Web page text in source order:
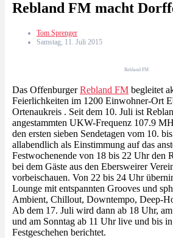
Rebland FM macht
Tom Sprenger
Samstag, 11. Juli 2015
Rebland FM
Das OffenburgerRebland FM begleitet
Feierlichkeiten im 1200 Einwohner-Ort
Ortenaukreis . Seit dem 10. Juli ist
angestammten UKW-Frequenz 107.9
den ersten sieben Sendetagen vom 10.
allabendlich als Einstimmung auf das
Festwochenende von 18 bis 22 Uhr den
bei dem Gäste aus den Ebersweirer
vorbeischauen. Von 22 bis 24 Uhr
Lounge mit entspannten Grooves und
Ambient, Chillout, Downtempo, Deep-
Ab dem 17. Juli wird dann ab 18 Uhr,
und am Sonntag ab 11 Uhr live und bis
Festgeschehen berichtet.